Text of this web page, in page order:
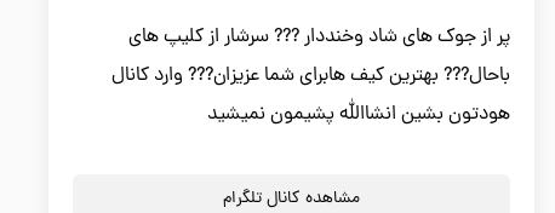
پر از جوک های شاد وخنددار ??? سرشار از کلیپ های
باحال??? بهترین کیف هابرای شما عزیزان??? وارد کانال
هودتون بشین انشاالله پشیمون نمیشید
مشاهده کانال تلگرام